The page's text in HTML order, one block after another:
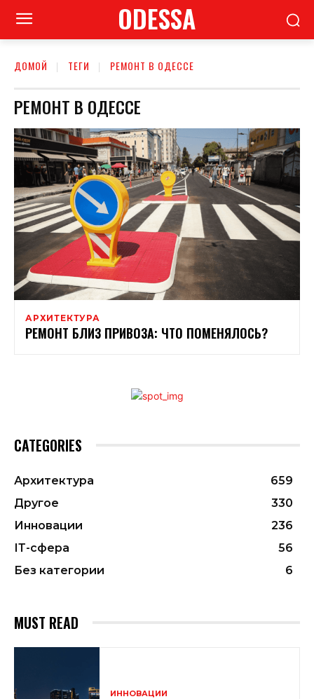
ODESSA
ДОМОЙ ТЕГИ РЕМОНТ В ОДЕССЕ
РЕМОНТ В ОДЕССЕ
АРХИТЕКТУРА
РЕМОНТ БЛИЗ ПРИВОЗА: ЧТО ПОМЕНЯЛОСЬ?
CATEGORIES
Архитектура
659
Другое
330
Инновации
236
ІТ-сфера
56
Без категории
6
MUST READ
ИННОВАЦИИ